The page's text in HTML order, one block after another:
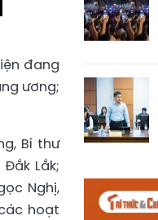
đang
ương;
Bí thư
Lắk;
Nghị,
hoạt